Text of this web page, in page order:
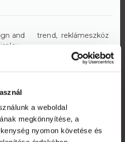
a weboldal
megkönnyítése, a
nyomon követése és
and
trend reklámeszköz